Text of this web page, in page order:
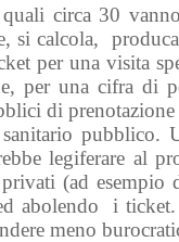
circa 30
si calcola,
per una visita
per una cifra di
di
pubblico.
legiferare al
(ad
abolendo i ticket.
meno